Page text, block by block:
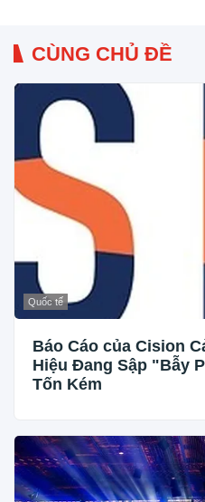
CÙNG CHỦ ĐỀ
Quốc tế
Báo Cáo của Cision
Hiệu Đang Sập "Bẫy
Tốn Kém